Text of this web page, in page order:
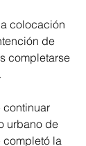
colocación
de
completarse
continuar
urbano de
completó la